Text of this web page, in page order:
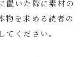
置いた際に素材の
物を求める読者の
ください。